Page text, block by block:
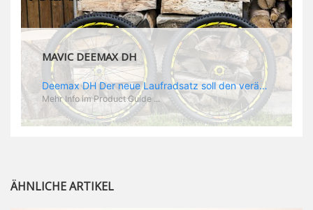
MAVIC DEEMAX DH
Deemax DH Der neue Laufradsatz soll den veränderten Ansprüchen im Downhill Einsatz gerecht werden: die Geschwindigkeiten werden immer höher, die Kräfte, die aufs Material wirken ebenfalls. Damit steigen natürlich auch die Ansprüche der Fahrer ans Material. Das einzige, was eventuell niedriger wird, ist der Reifendruck. Somit ergibt sich der Anforderungskatalog an das Deemax-Update. Hier ist das Ergebnis: - der Laufradsatz bekam eine neue Felge mit 28 mm Innenbreite. Laut Scott Sharples ist das der beste Kompromiss aus Stabilität, Gewicht und Steifigkeit, vor allem aber passt diese Breite am besten zu den Reifen, die aktuell auf dem Markt sind und im Renneinsatz gefahren werden. Es gehe auch breite und schmaler, 28 mm hätten sich aber im Test als Optimum herausgestellt. - mit einem 4D-Fertigungsprozess wurde die Materialverteilung optimiert: Stabilität dort, wo sie erforderlich ist, Gewichtsersparnis da, wo es Sinn macht. Somit gibt Mavic eine GGewichtsersparnis von 15 % an, ohne an Stabilität einzubüßen - neue, ultraleichte „double butted“ Speichen und ein super effizienter Freilauf - Mavics bewährtes UST System für perfekte Kompatibilität mit Tubeless Reifen - Gewicht (Laufradset): 1944 g)
Mehr Info im Product Guide ...
ÄHNLICHE ARTIKEL